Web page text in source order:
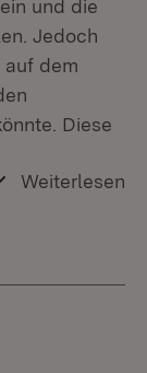
und die
Jedoch
dem
Diese
Weiterlesen